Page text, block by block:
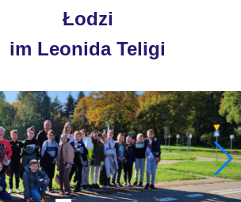
Łodzi
im Leonida Teligi